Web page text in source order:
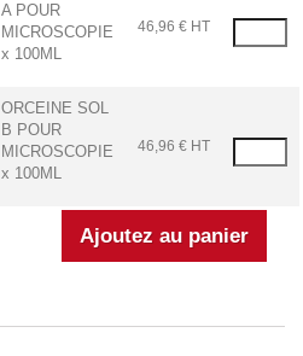
A POUR
MICROSCOPIE
x 100ML
46,96 € HT
ORCEINE SOL
B POUR
MICROSCOPIE
x 100ML
46,96 € HT